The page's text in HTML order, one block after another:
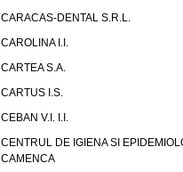
CARACAS-DENTAL S.R.L.
CAROLINA I.I.
CARTEA S.A.
CARTUS I.S.
CEBAN V.I. I.I.
CENTRUL DE IGIENA SI
CAMENCA